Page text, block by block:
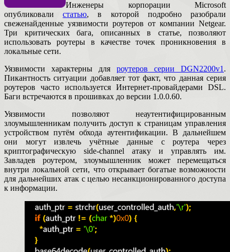
Инженеры корпорации Microsoft
опубликовалистатью, в которой подробно разобрали
свеженайденные уязвимости роутеров от компании Netgear.
Три критических бага, описанных в статье, позволяют
использовать роутеры в качестве точек проникновения в
локальные сети.
Уязвимости характерны для роутеров серии DGN2200v1 .
Пикантность ситуации добавляет тот факт, что данная серия
роутеров часто используется Интернет-провайдерами DSL.
Баги встречаются в прошивках до версии 1.0.0.60.
Уязвимости позволяют неаутентифицированным
злоумышленникам получить доступ к страницам управления
устройством путём обхода аутентификации. В дальнейшем
они могут извлечь учётные данные с роутера через
криптографическую side-channel атаку и управлять им.
Завладев роутером, злоумышленник может перемещаться
внутри локальной сети, что открывает богатые возможности
для дальнейших атак с целью несанкционированного доступа
к информации.